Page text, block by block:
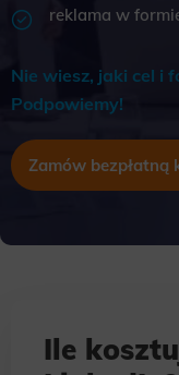
reklama w
Nie wiesz, jaki cel i
Podpowiemy!
Zamów bezpłatną
Ile